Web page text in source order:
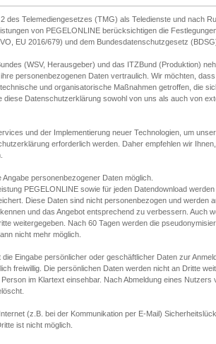
des Telemediengesetzes (TMG) als Teledienste und nach
von PEGELONLINE berücksichtigen die
EU 2016/679) und dem Bundesdatenschutzgesetz
(WSV, Herausgeber) und das ITZBund (Produktion)
personenbezogenen Daten vertraulich. Wir möchten,
und organisatorische Maßnahmen getroffen, die
Datenschutzerklärung sowohl von uns als auch von
und der Implementierung neuer Technologien, um
erforderlich werden. Daher empfehlen wir
personenbezogener Daten möglich.
PEGELONLINE sowie für jeden Datendownload
Diese Daten sind nicht personenbezogen und werden
und das Angebot entsprechend zu verbessern. Auch
weitergegeben. Nach 60 Tagen werden die
nicht mehr möglich.
Eingabe persönlicher oder geschäftlicher Daten zur
freiwillig. Die persönlichen Daten werden nicht an Dritte
im Klartext einsehbar. Nach Abmeldung eines Nutzers
(z.B. bei der Kommunikation per E-Mail)
ist nicht möglich.